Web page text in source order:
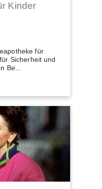
Kinder
für
Sicherheit und
Be...